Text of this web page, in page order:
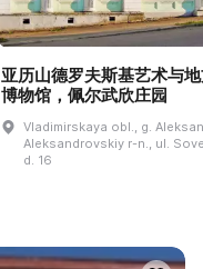
亚历山德罗夫斯基艺术与
博物馆，佩尔武欣庄园
Vladimirskaya obl., g.
Aleksandrovskiy r-n., ul.
d. 16